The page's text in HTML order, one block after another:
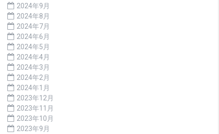
2024年9月
2024年8月
2024年7月
2024年6月
2024年5月
2024年4月
2024年3月
2024年2月
2024年1月
2023年12月
2023年11月
2023年10月
2023年9月